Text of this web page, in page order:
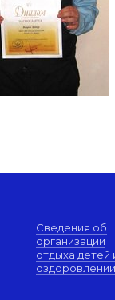
Сведения об
организации
отдыха детей
оздоровлении